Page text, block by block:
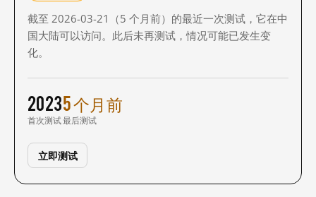
截至 2026-03-21（5 个月前）的最近一次测试，它在中
国大陆可以访问。此后未再测试，情况可能已发生变
化。
2023
首次测试
5 个月前
最后测试
立即测试